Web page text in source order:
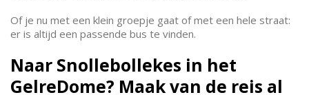
Of je nu met een klein groepje gaat of met een hele straat:
er is altijd een passende bus te vinden.
Naar Snollebollekes in het
GelreDome? Maak van de reis al